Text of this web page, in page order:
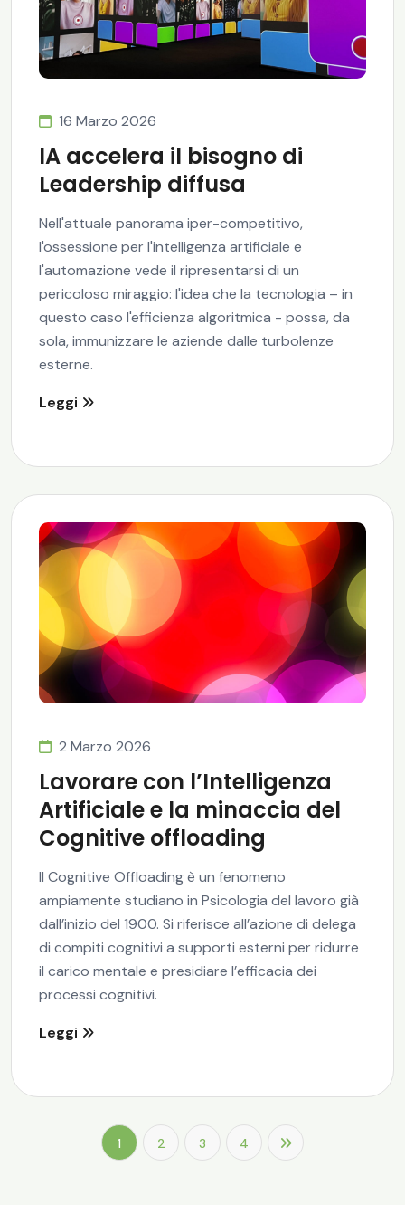
16 Marzo 2026
IA accelera il bisogno di
Leadership diffusa
Nell'attuale panorama iper-competitivo,
l'ossessione per l'intelligenza artificiale e
l'automazione vede il ripresentarsi di un
pericoloso miraggio: l'idea che la tecnologia – in
questo caso l'efficienza algoritmica - possa, da
sola, immunizzare le aziende dalle turbolenze
esterne.
Leggi
2 Marzo 2026
Lavorare con l’Intelligenza
Artificiale e la minaccia del
Cognitive offloading
Il Cognitive Offloading è un fenomeno
ampiamente studiano in Psicologia del lavoro già
dall’inizio del 1900. Si riferisce all’azione di delega
di compiti cognitivi a supporti esterni per ridurre
il carico mentale e presidiare l’efficacia dei
processi cognitivi.
Leggi
1 2 3 4